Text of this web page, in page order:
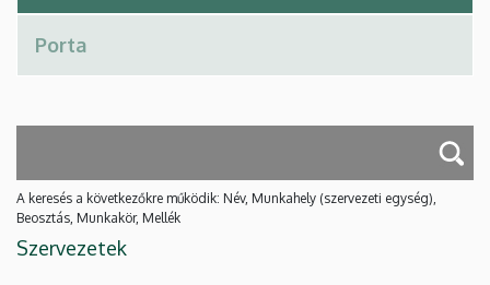
A keresés a következőkre működik: Név, Munkahely (szervezeti egység),
Beosztás, Munkakör, Mellék
Szervezetek